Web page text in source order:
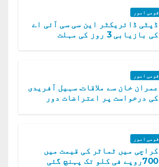
قومی امور
ڈپٹی ڈائریکٹر این سی سی آئی اے
کی بازیابی 3 روز کی مہلت
قومی امور
عمران خان سے ملاقات. سہیل آفریدی
کی درخواست پر اعتراضات دور
قومی امور
کراچی میں ٹماٹر کی قیمت میں
700روپے فی کلو تک پہنچ گئی